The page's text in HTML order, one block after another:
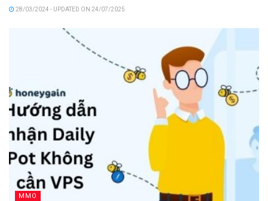
28/03/2024 - UPDATED ON 24/07/2025
MMO